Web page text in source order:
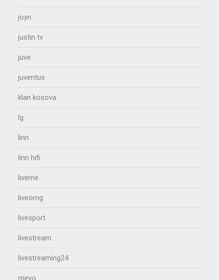
joyn
justin tv
juve
juventus
klan kosova
lg
linn
linn hifi
liveme
liveomg
livesport
livestream
livestreaming24
mevo